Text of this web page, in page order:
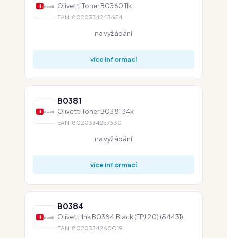
Olivetti Toner B0360 11k
EAN: 8020334243654
na vyžádání
více informací
B0381
Olivetti Toner B0381 34k
EAN: 8020334257330
na vyžádání
více informací
B0384
Olivetti Ink B0384 Black (FPJ 20) (84431)
EAN: 8020334260019